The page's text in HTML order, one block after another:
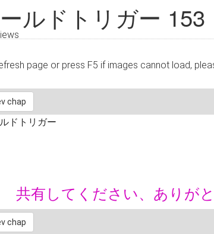
ルドトリガー 153
page or press F5 if images cannot load,
chap
共有してください、ありが
chap